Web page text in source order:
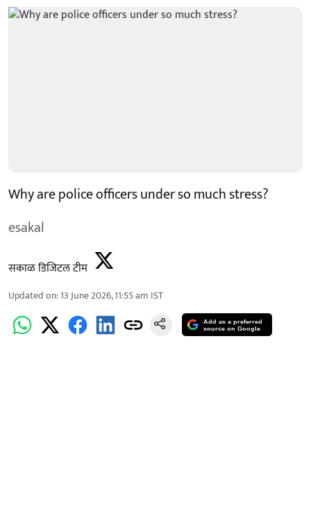
Why are police officers under so much stress?
esakal
सकाळ डिजिटल टीम
Updated on:13 June 2026, 11:55 am IST
Add as a preferred
source on Google